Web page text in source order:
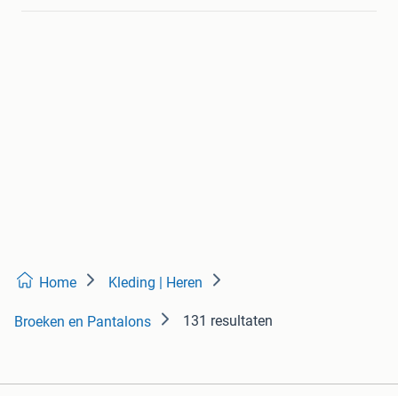
Home Kleding | Heren
Broeken en Pantalons 131 resultaten